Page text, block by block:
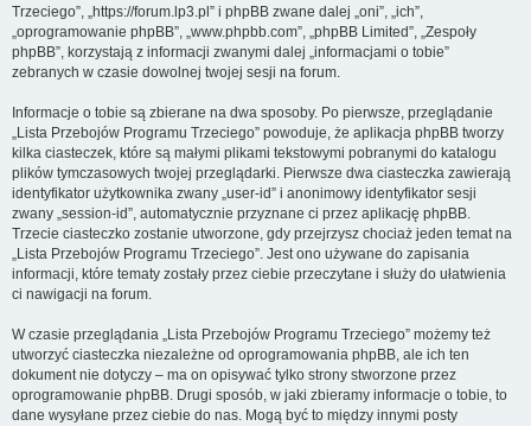
Trzeciego”, „https://forum.lp3.pl” i phpBB zwane dalej „oni”, „ich”,
„oprogramowanie phpBB”, „www.phpbb.com”, „phpBB Limited”, „Zespoły
phpBB”, korzystają z informacji zwanymi dalej „informacjami o tobie”
zebranych w czasie dowolnej twojej sesji na forum.
Informacje o tobie są zbierane na dwa sposoby. Po pierwsze, przeglądanie
„Lista Przebojów Programu Trzeciego” powoduje, że aplikacja phpBB tworzy
kilka ciasteczek, które są małymi plikami tekstowymi pobranymi do katalogu
plików tymczasowych twojej przeglądarki. Pierwsze dwa ciasteczka zawierają
identyfikator użytkownika zwany „user-id” i anonimowy identyfikator sesji
zwany „session-id”, automatycznie przyznane ci przez aplikację phpBB.
Trzecie ciasteczko zostanie utworzone, gdy przejrzysz chociaż jeden temat na
„Lista Przebojów Programu Trzeciego”. Jest ono używane do zapisania
informacji, które tematy zostały przez ciebie przeczytane i służy do ułatwienia
ci nawigacji na forum.
W czasie przeglądania „Lista Przebojów Programu Trzeciego” możemy też
utworzyć ciasteczka niezależne od oprogramowania phpBB, ale ich ten
dokument nie dotyczy – ma on opisywać tylko strony stworzone przez
oprogramowanie phpBB. Drugi sposób, w jaki zbieramy informacje o tobie, to
dane wysyłane przez ciebie do nas. Mogą być to między innymi posty